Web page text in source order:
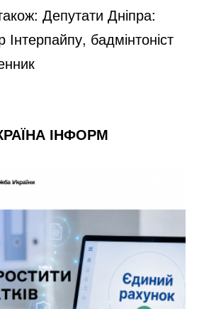
Депутати Дніпра:
бадмінтоніст
ІНФОРМ